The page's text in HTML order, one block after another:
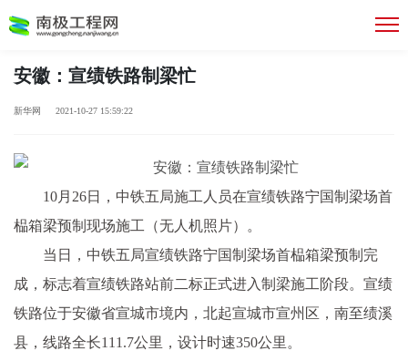
安徽：宣绩铁路制梁忙
新华网 2021-10-27 15:59:22
10月26日，中铁五局施工人员在宣绩铁路宁国制梁场首
榀箱梁预制现场施工（无人机照片）。
当日，中铁五局宣绩铁路宁国制梁场首榀箱梁预制完
成，标志着宣绩铁路站前二标正式进入制梁施工阶段。宣绩
铁路位于安徽省宣城市境内，北起宣城市宣州区，南至绩溪
县，线路全长111.7公里，设计时速350公里。